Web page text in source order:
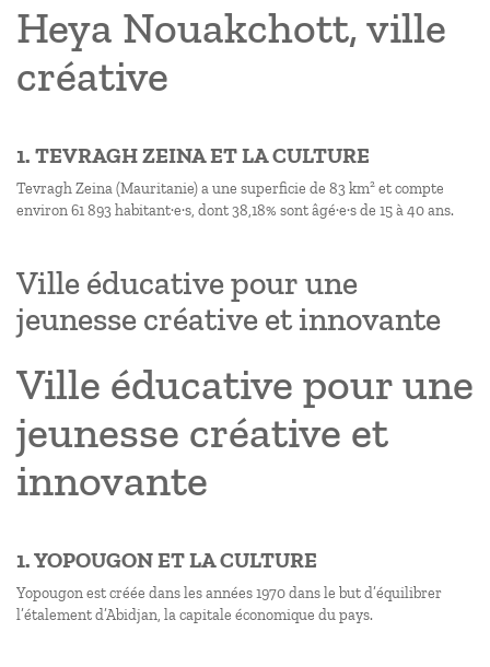
Heya Nouakchott, ville
créative
1. TEVRAGH ZEINA ET LA CULTURE
Tevragh Zeina (Mauritanie) a une superficie de 83 km² et compte
environ 61 893 habitant·e·s, dont 38,18% sont âgé·e·s de 15 à 40 ans.
Ville éducative pour une
jeunesse créative et innovante
Ville éducative pour une
jeunesse créative et
innovante
1. YOPOUGON ET LA CULTURE
Yopougon est créée dans les années 1970 dans le but d’équilibrer
l’étalement d’Abidjan, la capitale économique du pays.